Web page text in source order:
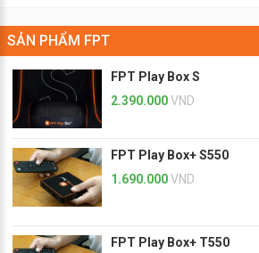
SẢN PHẨM FPT
FPT Play Box S
2.390.000VND
FPT Play Box+ S550
1.690.000VND
FPT Play Box+ T550